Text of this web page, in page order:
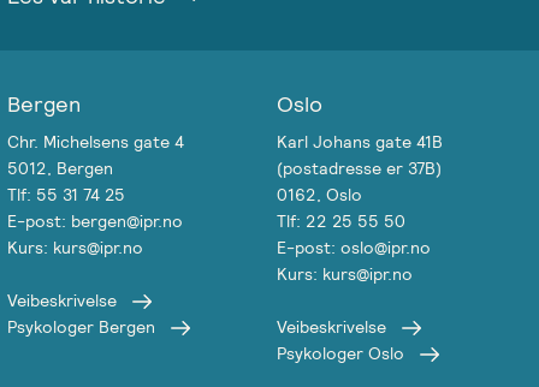
Ofte
stilte
spørsmål
om
kurs
utdanning
Bergen
Chr. Michelsens gate 4
5012, Bergen
Tlf: 55 31 74 25
E-post: bergen@ipr.no
Kurs: kurs@ipr.no
Veibeskrivelse
Psykologer Bergen
Oslo
Karl Johans gate 41B
(postadresse er 37B)
0162, Oslo
Tlf: 22 25 55 50
E-post: oslo@ipr.no
Kurs: kurs@ipr.no
Veibeskrivelse
Psykologer Oslo